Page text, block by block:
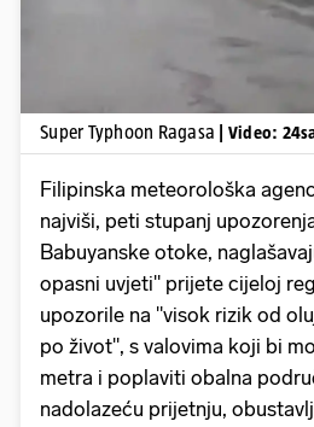
Super Typhoon Ragasa | Video:
Filipinska meteorološka
najviši, peti stupanj
Babuyanske otoke,
opasni uvjeti" prijete cijeloj
upozorile na "visok rizik od
po život", s valovima koji bi
metra i poplaviti obalna
nadolazeću prijetnju,